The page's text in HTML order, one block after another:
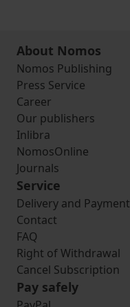
About Nomos
Nomos Publishing
Press Service
Career
Our publishers
Inlibra
NomosOnline
Journals
Service
Delivery and Payment
Contact
FAQ
Right of Withdrawal
Cancel Subscription
Pay safely